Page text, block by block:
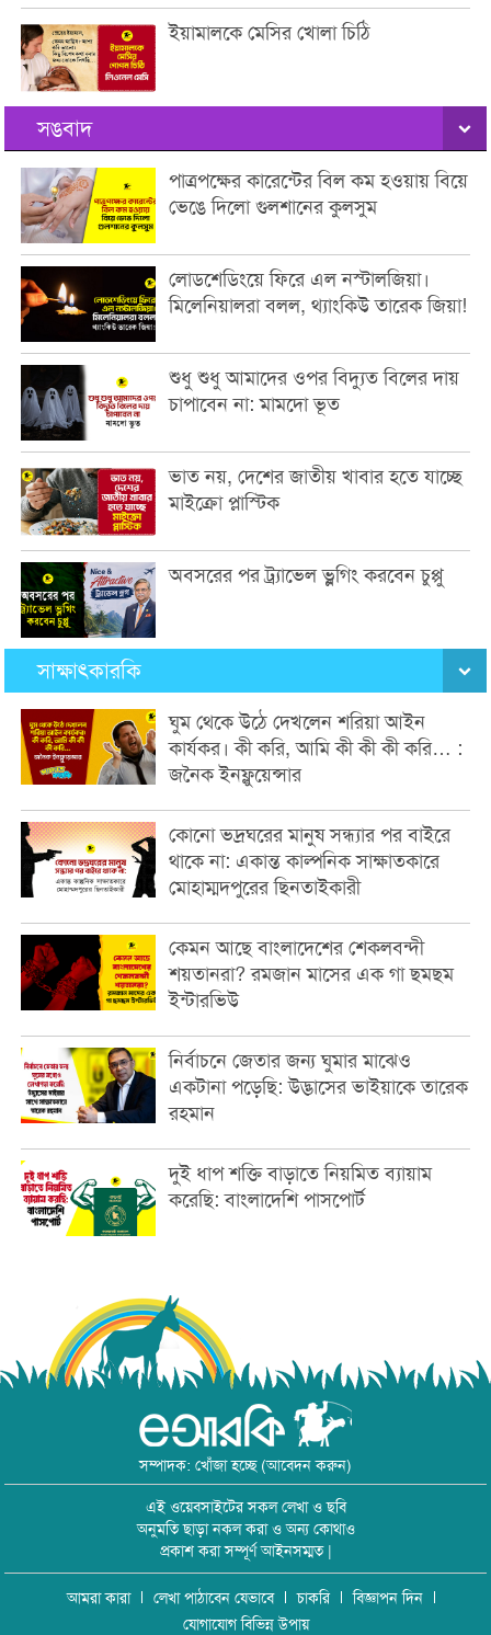
ইয়ামালকে মেসির খোলা চিঠি
সঙবাদ
পাত্রপক্ষের কারেন্টের বিল কম হওয়ায় বিয়ে
ভেঙে দিলো গুলশানের কুলসুম
লোডশেডিংয়ে ফিরে এল নস্টালজিয়া।
মিলেনিয়ালরা বলল, থ্যাংকিউ তারেক জিয়া!
শুধু শুধু আমাদের ওপর বিদ্যুত বিলের দায়
চাপাবেন না: মামদো ভূত
ভাত নয়, দেশের জাতীয় খাবার হতে যাচ্ছে
মাইক্রো প্লাস্টিক
অবসরের পর ট্র্যাভেল ভ্লগিং করবেন চুপ্পু
সাক্ষাৎকারকি
ঘুম থেকে উঠে দেখলেন শরিয়া আইন
কার্যকর। কী করি, আমি কী কী কী করি… :
জনৈক ইনফ্লুয়েন্সার
কোনো ভদ্রঘরের মানুষ সন্ধ্যার পর বাইরে
থাকে না: একান্ত কাল্পনিক সাক্ষাতকারে
মোহাম্মদপুরের ছিনতাইকারী
কেমন আছে বাংলাদেশের শেকলবন্দী
শয়তানরা? রমজান মাসের এক গা ছমছম
ইন্টারভিউ
নির্বাচনে জেতার জন্য ঘুমার মাঝেও
একটানা পড়েছি: উদ্ভাসের ভাইয়াকে তারেক
রহমান
দুই ধাপ শক্তি বাড়াতে নিয়মিত ব্যায়াম
করেছি: বাংলাদেশি পাসপোর্ট
সম্পাদক: খোঁজা হচ্ছে (আবেদন করুন)
এই ওয়েবসাইটের সকল লেখা ও ছবি
অনুমতি ছাড়া নকল করা ও অন্য কোথাও
প্রকাশ করা সম্পূর্ণ আইনসম্মত |
আমরা কারা লেখা পাঠাবেন যেভাবে চাকরি
বিজ্ঞাপন দিন
যোগাযোগ বিভিন্ন উপায়